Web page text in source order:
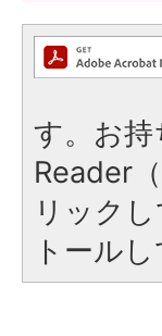
す。お
Reader
リック
トール